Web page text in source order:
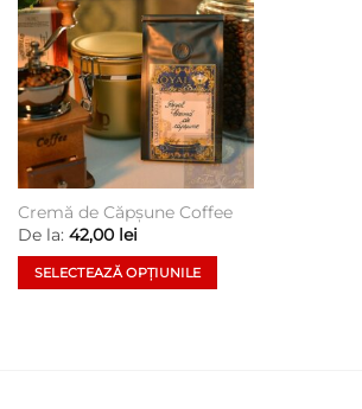
Add to
wishlist
Cremă de Căpșune Coffee
De la: 42,00 lei
SELECTEAZĂ OPȚIUNILE